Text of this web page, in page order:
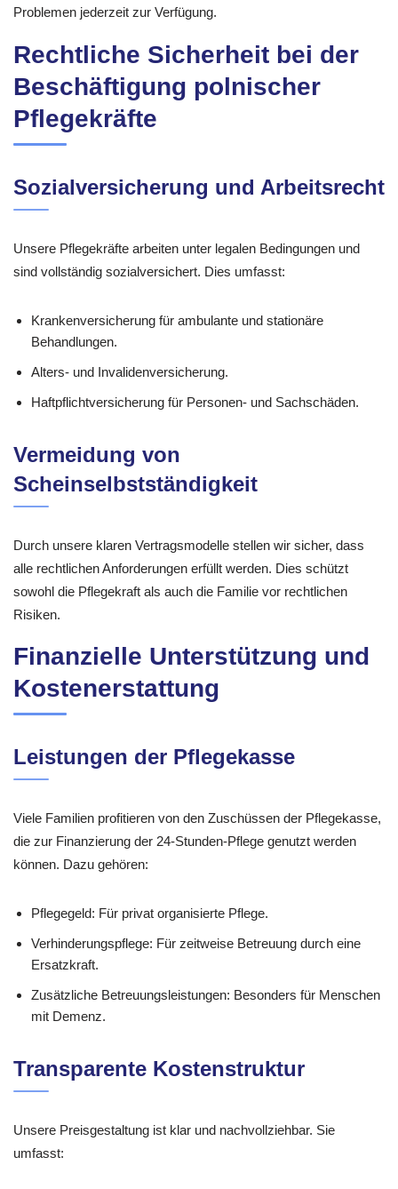
Problemen jederzeit zur Verfügung.
Rechtliche Sicherheit bei der
Beschäftigung polnischer
Pflegekräfte
Sozialversicherung und Arbeitsrecht
Unsere Pflegekräfte arbeiten unter legalen Bedingungen und
sind vollständig sozialversichert. Dies umfasst:
Krankenversicherung für ambulante und stationäre
Behandlungen.
Alters- und Invalidenversicherung.
Haftpflichtversicherung für Personen- und Sachschäden.
Vermeidung von
Scheinselbstständigkeit
Durch unsere klaren Vertragsmodelle stellen wir sicher, dass
alle rechtlichen Anforderungen erfüllt werden. Dies schützt
sowohl die Pflegekraft als auch die Familie vor rechtlichen
Risiken.
Finanzielle Unterstützung und
Kostenerstattung
Leistungen der Pflegekasse
Viele Familien profitieren von den Zuschüssen der Pflegekasse,
die zur Finanzierung der 24-Stunden-Pflege genutzt werden
können. Dazu gehören:
Pflegegeld: Für privat organisierte Pflege.
Verhinderungspflege: Für zeitweise Betreuung durch eine
Ersatzkraft.
Zusätzliche Betreuungsleistungen: Besonders für Menschen
mit Demenz.
Transparente Kostenstruktur
Unsere Preisgestaltung ist klar und nachvollziehbar. Sie
umfasst: